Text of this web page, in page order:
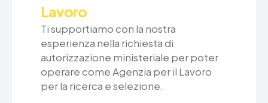
Lavoro
Ti supportiamo con la nostra
esperienza nella richiesta di
autorizzazione ministeriale per poter
operare come Agenzia per il Lavoro
per la ricerca e selezione.